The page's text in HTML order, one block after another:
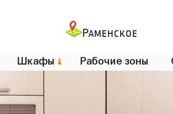
Раменское
Шкафы↓ Рабочие зоны